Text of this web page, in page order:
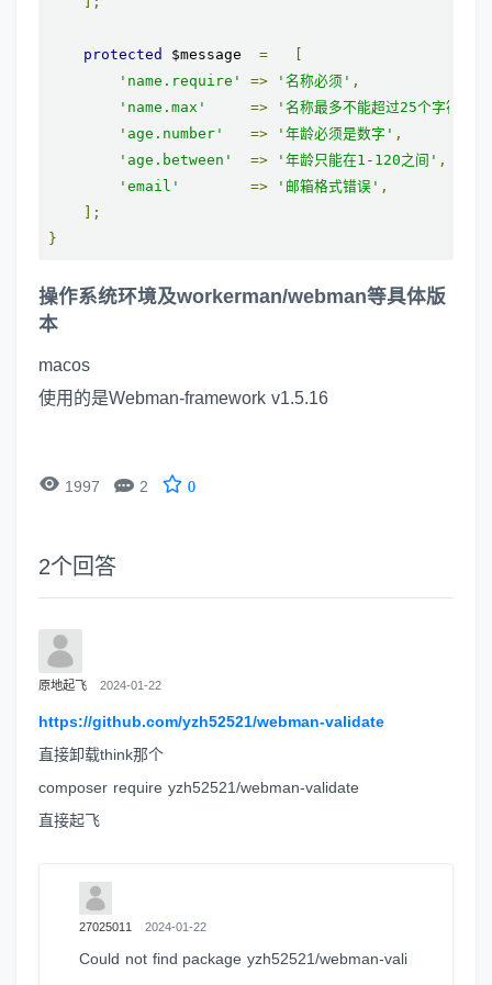
protected $message =
'name.require'
=> '名称必须' ,
'name.max'
=> '名称最多不能超过25个字符'
'age.number'
=> '年龄必须是数字' ,
'age.between'
=> '年龄只能在1-120之间' ,
'email'
=> '邮箱格式错误' ,
];
}
操作系统环境及workerman/webman等具体版
本
macos
使用的是Webman-framework v1.5.16
 1997  2 0
2个回答
原地起飞 2024-01-22
https://github.com/yzh52521/webman-validate
直接卸载think那个
composer require yzh52521/webman-validate
直接起飞
27025011 2024-01-22
Could not find package yzh52521/webman-vali